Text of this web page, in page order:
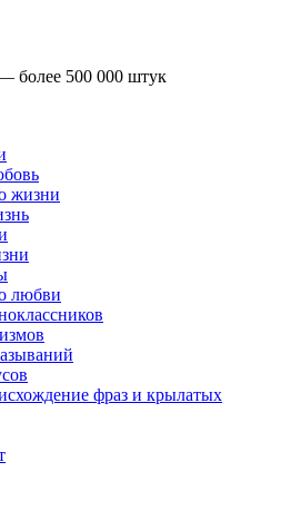
более 500 000 штук
жизни
любви
фраз и крылатых